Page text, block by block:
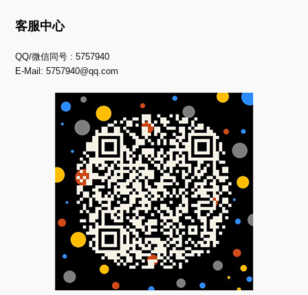
客服中心
QQ/微信同号 : 5757940
E-Mail:5757940@qq.com